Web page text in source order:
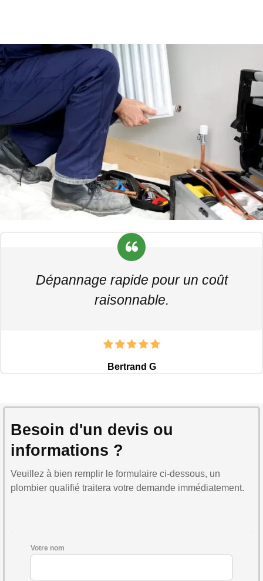
Dépannage rapide pour un coût
raisonnable.
Bertrand G
Besoin d'un devis ou
informations ?
Veuillez à bien remplir le formulaire ci-dessous, un
plombier qualifié traitera votre demande immédiatement.
Votre nom